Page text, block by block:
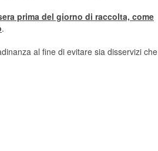
prima del giorno di raccolta, come
.
al fine di evitare sia disservizi che